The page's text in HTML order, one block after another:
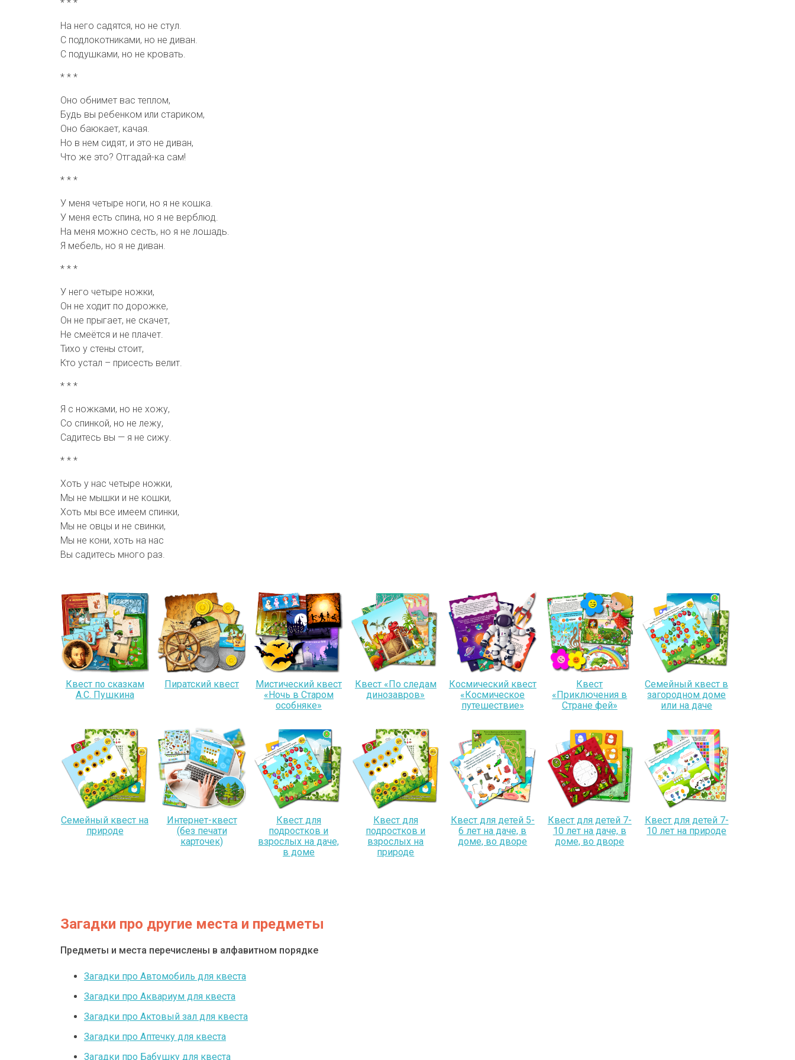
* * *
На него садятся, но не стул.
С подлокотниками, но не диван.
С подушками, но не кровать.
* * *
Оно обнимет вас теплом,
Будь вы ребенком или стариком,
Оно баюкает, качая.
Но в нем сидят, и это не диван,
Что же это? Отгадай-ка сам!
* * *
У меня четыре ноги, но я не кошка.
У меня есть спина, но я не верблюд.
На меня можно сесть, но я не лошадь.
Я мебель, но я не диван.
* * *
У него четыре ножки,
Он не ходит по дорожке,
Он не прыгает, не скачет,
Не смеётся и не плачет.
Тихо у стены стоит,
Кто устал – присесть велит.
* * *
Я с ножками, но не хожу,
Со спинкой, но не лежу,
Садитесь вы — я не сижу.
* * *
Хоть у нас четыре ножки,
Мы не мышки и не кошки,
Хоть мы все имеем спинки,
Мы не овцы и не свинки,
Мы не кони, хоть на нас
Вы садитесь много раз.
Квест по сказкам
А.С. Пушкина
Пиратский квест
Мистический квест
«Ночь в Старом
особняке»
Квест «По следам
динозавров»
Космический квест
«Космическое
путешествие»
Квест
«Приключения в
Стране фей»
Семейный квест в
загородном доме
или на даче
Семейный квест на
природе
Интернет-квест
(без печати
карточек)
Квест для
подростков и
взрослых на даче,
в доме
Квест для
подростков и
взрослых на
природе
Квест для детей 5-
6 лет на даче, в
доме, во дворе
Квест для детей 7-
10 лет на даче, в
доме, во дворе
Квест для детей 7-
10 лет на природе
Загадки про другие места и предметы
Предметы и места перечислены в алфавитном порядке
Загадки про Автомобиль для квеста
Загадки про Аквариум для квеста
Загадки про Актовый зал для квеста
Загадки про Аптечку для квеста
Загадки про Бабушку для квеста